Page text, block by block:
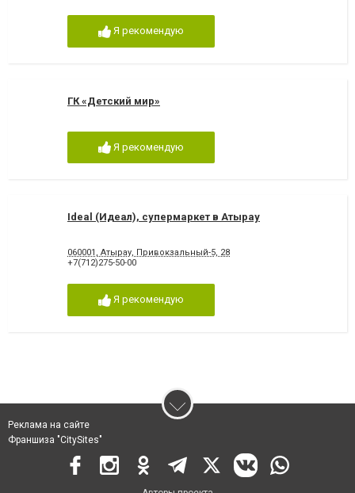
Я рекомендую
ГК «Детский мир»
Я рекомендую
Ideal (Идеал), супермаркет в Атырау
060001, Атырау, Привокзальный-5, 28
+7(712)275-50-00
Я рекомендую
Реклама на сайте
Франшиза "CitySites"